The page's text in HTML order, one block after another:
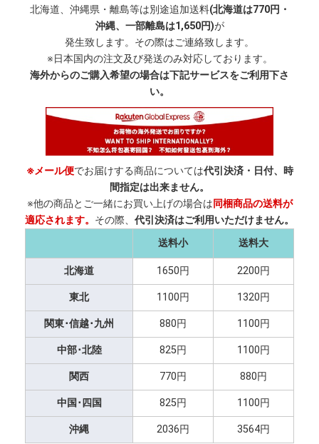
北海道、沖縄県・離島等は別途追加送料(北海道は770円・
沖縄、一部離島は1,650円)が
発生致します。その際はご連絡致します。
※日本国内の注文及び発送のみ対応しております。
海外からのご購入希望の場合は下記サービスをご利用下さ
い。
※メール便でお届けする商品については代引決済・日付、時
間指定は出来ません。
※他の商品とご一緒にお買い上げの場合は同梱商品の送料が
適応されます。 その際、 代引決済はご利用いただけません。
送料小
送料大
北海道 1650円 2200円
東北 1100円 1320円
関東･信越･九州 880円 1100円
中部･北陸 825円 1100円
関西 770円 880円
中国･四国 825円 1100円
沖縄 2036円 3564円